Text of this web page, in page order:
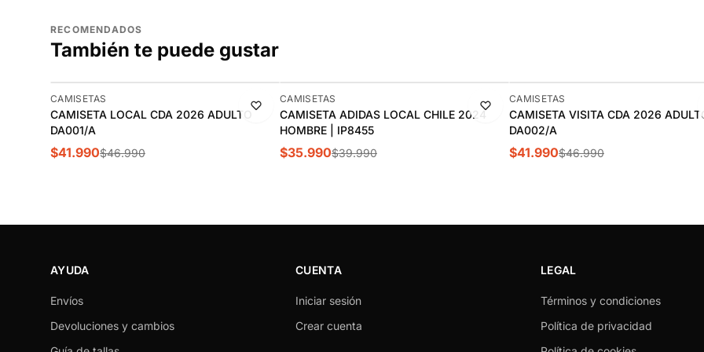
RECOMENDADOS
También te puede gustar
-11%
CAMISETAS
CAMISETA LOCAL CDA 2026 ADULTO
DA001/A
$41.990$46.990
-10%
CAMISETAS
CAMISETA ADIDAS LOCAL CHILE 2024
HOMBRE | IP8455
$35.990$39.990
-11%
CAMISETAS
CAMISETA VISITA CDA 2026
DA002/A
$41.990$46.990
AYUDA
Envíos
Devoluciones y cambios
CUENTA
Iniciar sesión
Crear cuenta
LEGAL
Términos y condiciones
Política de privacidad